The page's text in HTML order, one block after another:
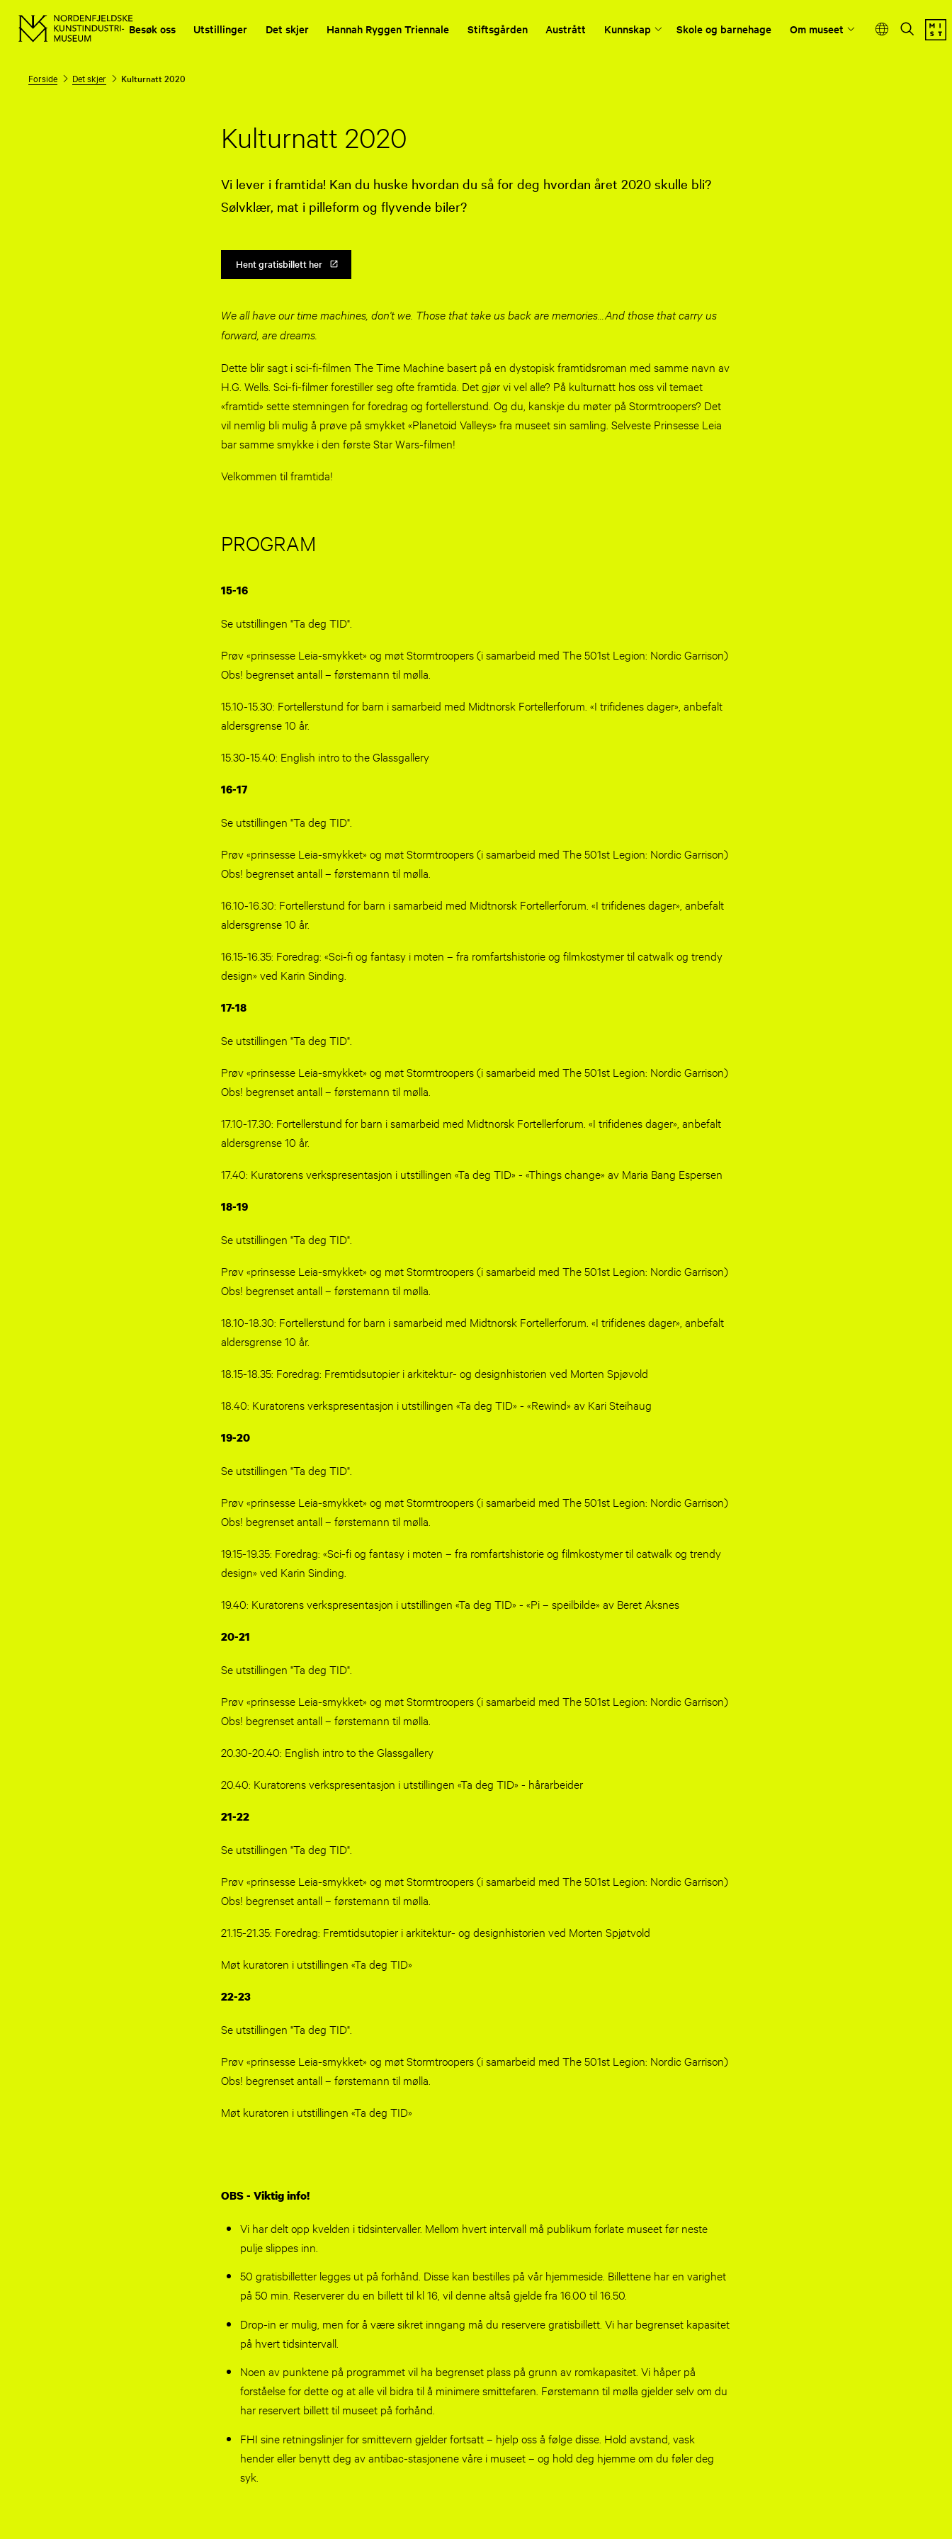
Besøk oss Utstillinger Det skjer Hannah Ryggen Triennale Stiftsgården Austrått Kunnskap Skole og barnehage Om museet
Forside Det skjer Kulturnatt 2020
Kulturnatt 2020
Vi lever i framtida! Kan du huske hvordan du så for deg hvordan året 2020 skulle bli?
Sølvklær, mat i pilleform og flyvende biler?
Hent gratisbillett her
We all have our time machines, don't we. Those that take us back are memories...And those that carry us
forward, are dreams.
Dette blir sagt i sci-fi-filmen The Time Machine basert på en dystopisk framtidsroman med samme navn av
H.G. Wells. Sci-fi-filmer forestiller seg ofte framtida. Det gjør vi vel alle? På kulturnatt hos oss vil temaet
«framtid» sette stemningen for foredrag og fortellerstund. Og du, kanskje du møter på Stormtroopers? Det
vil nemlig bli mulig å prøve på smykket «Planetoid Valleys» fra museet sin samling. Selveste Prinsesse Leia
bar samme smykke i den første Star Wars-filmen!
Velkommen til framtida!
PROGRAM
15-16
Se utstillingen "Ta deg TID"​.
Prøv «prinsesse Leia-smykket» og møt Stormtroopers (i samarbeid med The 501st Legion: Nordic Garrison)
Obs! begrenset antall – førstemann til mølla.
15.10-15.30: Fortellerstund for barn i samarbeid med Midtnorsk Fortellerforum. «I trifidenes dager», anbefalt
aldersgrense 10 år.
15.30-15.40: English intro to the Glassgallery
16-17
Se utstillingen "Ta deg TID"​.
Prøv «prinsesse Leia-smykket» og møt Stormtroopers (i samarbeid med The 501st Legion: Nordic Garrison)
Obs! begrenset antall – førstemann til mølla.
16.10-16.30: Fortellerstund for barn i samarbeid med Midtnorsk Fortellerforum. «I trifidenes dager», anbefalt
aldersgrense 10 år.
16.15-16.35: Foredrag: «Sci-fi og fantasy i moten – fra romfartshistorie og filmkostymer til catwalk og trendy
design» ved Karin Sinding.
17-18
Se utstillingen "Ta deg TID"​.
Prøv «prinsesse Leia-smykket» og møt Stormtroopers (i samarbeid med The 501st Legion: Nordic Garrison)
Obs! begrenset antall – førstemann til mølla.
17.10-17.30: Fortellerstund for barn i samarbeid med Midtnorsk Fortellerforum. «I trifidenes dager», anbefalt
aldersgrense 10 år.
17.40: Kuratorens verkspresentasjon i utstillingen «Ta deg TID» - «Things change» av Maria Bang Espersen
18-19
Se utstillingen "Ta deg TID"​.
Prøv «prinsesse Leia-smykket» og møt Stormtroopers (i samarbeid med The 501st Legion: Nordic Garrison)
Obs! begrenset antall – førstemann til mølla.
18.10-18.30: Fortellerstund for barn i samarbeid med Midtnorsk Fortellerforum. «I trifidenes dager», anbefalt
aldersgrense 10 år.
18.15-18.35: Foredrag: Fremtidsutopier i arkitektur- og designhistorien ved Morten Spjøvold
18.40: Kuratorens verkspresentasjon i utstillingen «Ta deg TID» - «Rewind» av Kari Steihaug
19-20
Se utstillingen "Ta deg TID"​.
Prøv «prinsesse Leia-smykket» og møt Stormtroopers (i samarbeid med The 501st Legion: Nordic Garrison)
Obs! begrenset antall – førstemann til mølla.
19.15-19.35: Foredrag: «Sci-fi og fantasy i moten – fra romfartshistorie og filmkostymer til catwalk og trendy
design» ved Karin Sinding.
19.40: Kuratorens verkspresentasjon i utstillingen «Ta deg TID» - «Pi – speilbilde» av Beret Aksnes
20-21
Se utstillingen "Ta deg TID"​.
Prøv «prinsesse Leia-smykket» og møt Stormtroopers (i samarbeid med The 501st Legion: Nordic Garrison)
Obs! begrenset antall – førstemann til mølla.
20.30-20.40: English intro to the Glassgallery
20.40: Kuratorens verkspresentasjon i utstillingen «Ta deg TID» - hårarbeider
21-22
Se utstillingen "Ta deg TID"​.
Prøv «prinsesse Leia-smykket» og møt Stormtroopers (i samarbeid med The 501st Legion: Nordic Garrison)
Obs! begrenset antall – førstemann til mølla.
21.15-21.35: Foredrag: Fremtidsutopier i arkitektur- og designhistorien ved Morten Spjøtvold
Møt kuratoren i utstillingen «Ta deg TID»
22-23
Se utstillingen "Ta deg TID"​.
Prøv «prinsesse Leia-smykket» og møt Stormtroopers (i samarbeid med The 501st Legion: Nordic Garrison)
Obs! begrenset antall – førstemann til mølla.
Møt kuratoren i utstillingen «Ta deg TID»
OBS - Viktig info!
Vi har delt opp kvelden i tidsintervaller. Mellom hvert intervall må publikum forlate museet før neste
pulje slippes inn.
50 gratisbilletter legges ut på forhånd. Disse kan bestilles på vår hjemmeside. Billettene har en varighet
på 50 min. Reserverer du en billett til kl 16, vil denne altså gjelde fra 16.00 til 16.50.
Drop-in er mulig, men for å være sikret inngang må du reservere gratisbillett. Vi har begrenset kapasitet
på hvert tidsintervall.
Noen av punktene på programmet vil ha begrenset plass på grunn av romkapasitet. Vi håper på
forståelse for dette og at alle vil bidra til å minimere smittefaren. Førstemann til mølla gjelder selv om du
har reservert billett til museet på forhånd.
FHI sine retningslinjer for smittevern gjelder fortsatt – hjelp oss å følge disse. Hold avstand, vask
hender eller benytt deg av antibac-stasjonene våre i museet – og hold deg hjemme om du føler deg
syk.